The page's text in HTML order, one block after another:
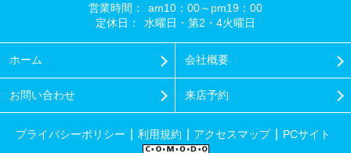
営業時間：
am10：00～pm19：00
定休日：
水曜日・第2・4火曜日
ホーム 会社概要
お問い合わせ 来店予約
プライバシーポリシー 利用規約 アクセスマップ PCサイト